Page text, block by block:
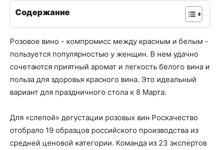
Содержание
Розовое вино - компромисс между красным и белым -
пользуется популярностью у женщин. В нем удачно
сочетаются приятный аромат и легкость белого вина и
польза для здоровья красного вина. Это идеальный
вариант для праздничного стола к 8 Марта.
Для «слепой» дегустации розовых вин Роскачество
отобрало 19 образцов российского производства из
средней ценовой категории. Команда из 23 экспертов